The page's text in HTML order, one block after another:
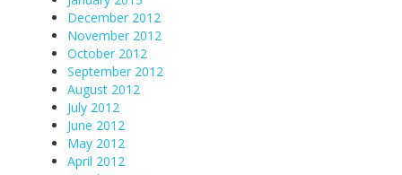
December 2012
November 2012
October 2012
September 2012
August 2012
July 2012
June 2012
May 2012
April 2012